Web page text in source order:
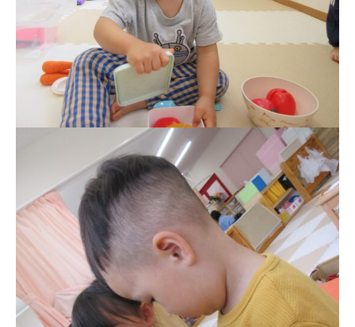
年間⾏事
預かり保育［ヒラソル ]
美⽊多チコス
美⽊多チコスについて
美⽊多チコスブログ
未就園児クラス
0歳親子登園［マカロンクラス ]
1歳・2歳親子登園［マリポサクラ
ス ]
2歳児ひとり登園［ゆず組 ]